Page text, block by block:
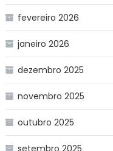
fevereiro 2026
janeiro 2026
dezembro 2025
novembro 2025
outubro 2025
setembro 2025